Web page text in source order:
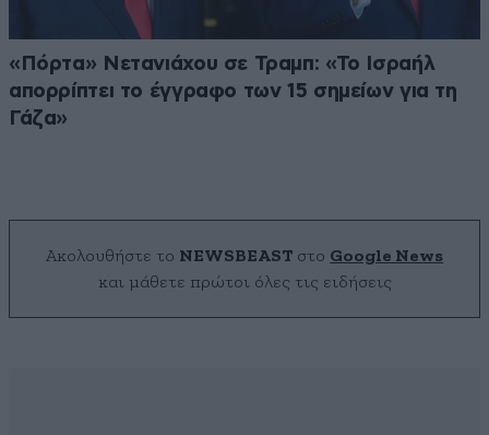
«Πόρτα» Νετανιάχου σε Τραμπ: «Το Ισραήλ
απορρίπτει το έγγραφο των 15 σημείων για τη
Γάζα»
Ακολουθήστε το NEWSBEAST στο Google News
και μάθετε πρώτοι όλες τις ειδήσεις